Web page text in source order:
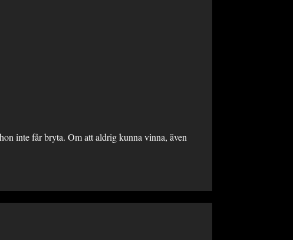
inte får bryta. Om att aldrig kunna vinna, även